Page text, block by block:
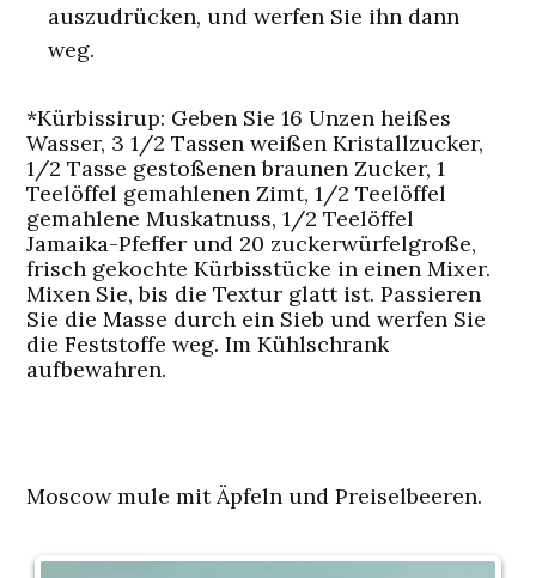
auszudrücken, und werfen Sie ihn dann
weg.
*Kürbissirup: Geben Sie 16 Unzen heißes
Wasser, 3 1/2 Tassen weißen Kristallzucker,
1/2 Tasse gestoßenen braunen Zucker, 1
Teelöffel gemahlenen Zimt, 1/2 Teelöffel
gemahlene Muskatnuss, 1/2 Teelöffel
Jamaika-Pfeffer und 20 zuckerwürfelgroße,
frisch gekochte Kürbisstücke in einen Mixer.
Mixen Sie, bis die Textur glatt ist. Passieren
Sie die Masse durch ein Sieb und werfen Sie
die Feststoffe weg. Im Kühlschrank
aufbewahren.
Moscow mule mit Äpfeln und Preiselbeeren.